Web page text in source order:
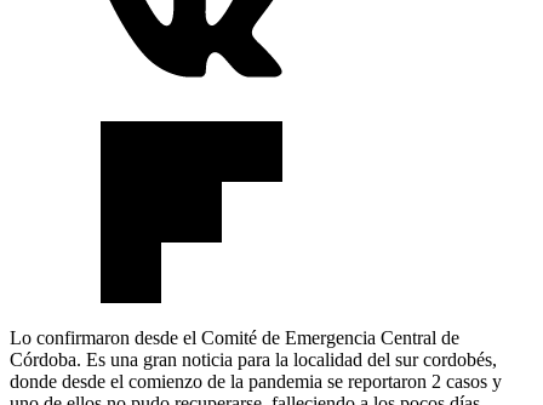
Lo confirmaron desde el Comité de Emergencia Central de
Córdoba. Es una gran noticia para la localidad del sur cordobés,
donde desde el comienzo de la pandemia se reportaron 2 casos y